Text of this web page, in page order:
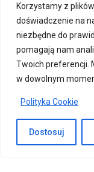
Korzystamy z
doświadczenie na
niezbędne do
pomagają nam
Twoich preferencji.
w dowolnym
Polityka Cookie
Dostosuj
Zgłoś problem
Dane
ul.
40-600
+48 322 57 01
+48 322 57 01